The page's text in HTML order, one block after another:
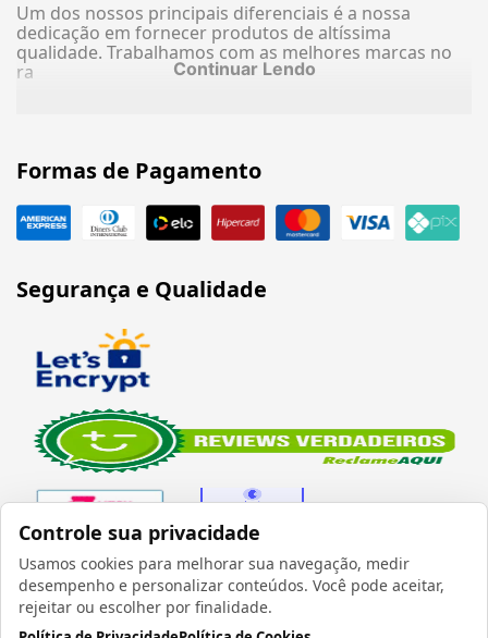
Controle sua privacidade
Usamos cookies para melhorar sua navegação, medir
desempenho e personalizar conteúdos. Você pode aceitar,
rejeitar ou escolher por finalidade.
Um dos nossos principais diferenciais é a nossa
dedicação em fornecer produtos de altíssima
qualidade. Trabalhamos com as melhores marcas no
ra
Continuar Lendo
Formas de Pagamento
Segurança e Qualidade
Verificada por